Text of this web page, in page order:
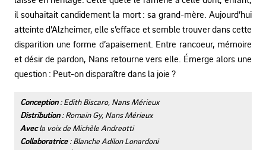
il souhaitait candidement la mort : sa grand-mère. Aujourd’hui
atteinte d’Alzheimer, elle s’efface et semble trouver dans cette
disparition une forme d’apaisement. Entre rancoeur, mémoire
et désir de pardon, Nans retourne vers elle. Émerge alors une
question : Peut-on disparaître dans la joie ?
Conception: Edith Biscaro, Nans Mérieux
Distribution: Romain Gy, Nans Mérieux
Avecla voix de Michèle Andreotti
Collaboratrice: Blanche Adilon Lonardoni